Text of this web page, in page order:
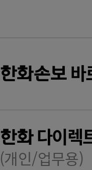
한화손보바
한화다이렉
(개인/업무용)